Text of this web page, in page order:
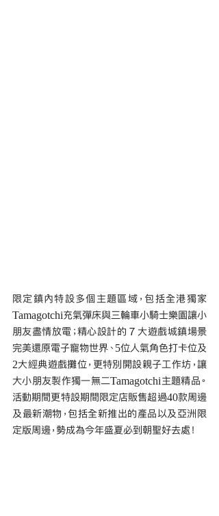
限定鎮內特設多個主題區域，包括全港獨家
Tamagotchi充氣彈床與三輪車小騎士樂園讓小
朋友盡情放電；精心設計的７大遊戲城鎮場景
完美還原電子寵物世界、5位人氣角色打卡位及
2大經典遊戲攤位，更特別開設親子工作坊，讓
大小朋友製作獨一無二Tamagotchi主題精品。
活動期間更特設期間限定店販售超過40款周邊
及最新潮物，包括全新推出的產品以及亞洲限
定版周邊，勢成為今年盛夏必到朝聖好去處！